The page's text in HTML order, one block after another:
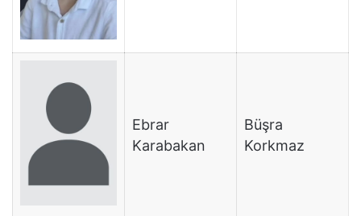
Ebrar
Karabakan
Büşra
Korkmaz